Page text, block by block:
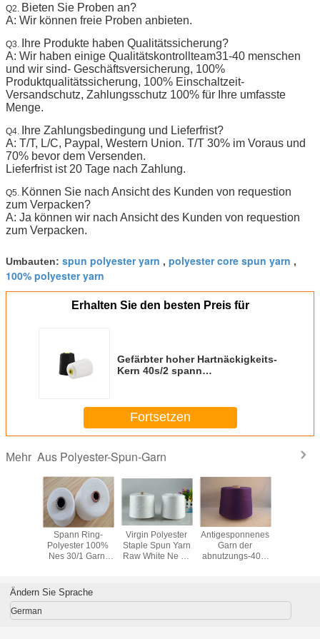
Q2.
Bieten Sie Proben an?
A: Wir können freie Proben anbieten.
Q3.
Ihre Produkte haben Qualitätssicherung?
A: Wir haben einige Qualitätskontrollteam31-40 menschen
und wir sind- Geschäftsversicherung, 100%
Produktqualitätssicherung, 100% Einschaltzeit-
Versandschutz, Zahlungsschutz 100% für Ihre umfasste
Menge.
Q4.
Ihre Zahlungsbedingung und Lieferfrist?
A: T/T, L/C, Paypal, Western Union. T/T 30% im Voraus und
70% bevor dem Versenden.
Lieferfrist ist 20 Tage nach Zahlung.
Q5.
Können Sie nach Ansicht des Kunden von requestion
zum Verpacken?
A: Ja können wir nach Ansicht des Kunden von requestion
zum Verpacken.
Umbauten: spun polyester yarn , polyester core spun yarn ,
100% polyester yarn
Erhalten Sie den besten Preis für
Gefärbter hoher Hartnäckigkeits-
Kern 40s/2 spann
Fortsetzen
Mehr Aus Polyester-Spun-Garn
Spann Ring-
Polyester 100%
Nes 30/1 Garn,
Anti-Pilling
Virgin Polyester
Staple Spun Yarn
Raw White Ne 30
Antigesponnenes
Garn der
abnutzungs-40/2
Ändern Sie Sprache
German